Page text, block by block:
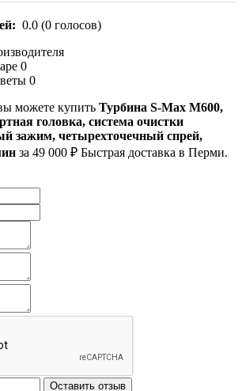
0.0 (0 голосов)
0
0
можете купить Турбина S-Max M600,
головка, система очистки
зажим, четырехточечный спрей,
за 49 000 ₽ Быстрая доставка в Перми.